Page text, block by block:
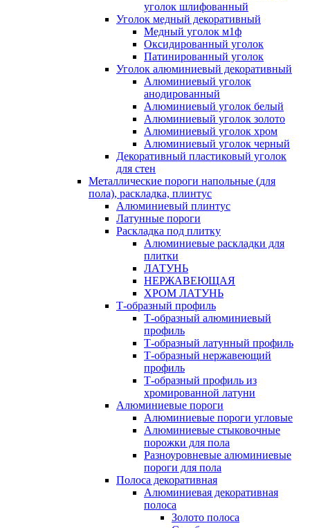
уголок шлифованный
Уголок медный декоративный
Медный уголок м1ф
Оксидированный уголок
Патинированный уголок
Уголок алюминиевый декоративный
Алюминиевый уголок
анодированный
Алюминиевый уголок белый
Алюминиевый уголок золото
Алюминиевый уголок хром
Алюминиевый уголок черный
Декоративный пластиковый уголок
для стен
Металлические пороги напольные (для
пола), раскладка, плинтус
Алюминиевый плинтус
Латунные пороги
Раскладка под плитку
Алюминиевые раскладки для
плитки
ЛАТУНЬ
НЕРЖАВЕЮЩАЯ
ХРОМ ЛАТУНЬ
Т-образный профиль
Т-образный алюминиевый
профиль
Т-образный латунный профиль
Т-образный нержавеющий
профиль
Т-образный профиль из
хромированной латуни
Алюминиевые пороги
Алюминиевые пороги угловые
Алюминиевые стыковочные
порожки для пола
Разноуровневые алюминиевые
пороги для пола
Полоса декоративная
Алюминиевая декоративная
полоса
Золото полоса